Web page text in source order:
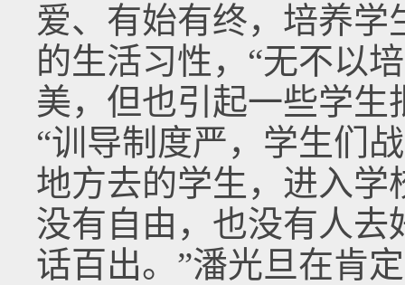
爱、有始有终，培养
的生活习性，“无不以
美，但也引起一些学
“训导制度严，学生们
地方去的学生，进入学
没有自由，也没有人去
话百出。”潘光旦在肯